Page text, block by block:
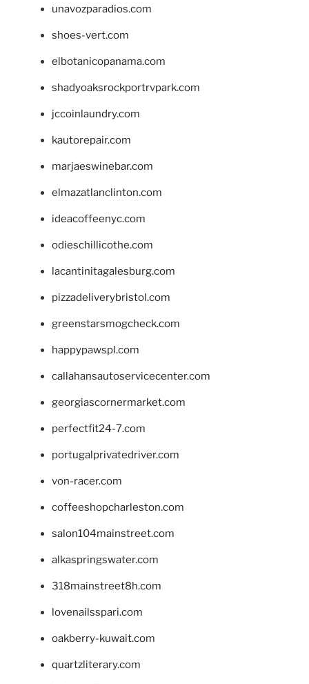
unavozparadios.com
shoes-vert.com
elbotanicopanama.com
shadyoaksrockportrvpark.com
jccoinlaundry.com
kautorepair.com
marjaeswinebar.com
elmazatlanclinton.com
ideacoffeenyc.com
odieschillicothe.com
lacantinitagalesburg.com
pizzadeliverybristol.com
greenstarsmogcheck.com
happypawspl.com
callahansautoservicecenter.com
georgiascornermarket.com
perfectfit24-7.com
portugalprivatedriver.com
von-racer.com
coffeeshopcharleston.com
salon104mainstreet.com
alkaspringswater.com
318mainstreet8h.com
lovenailsspari.com
oakberry-kuwait.com
quartzliterary.com